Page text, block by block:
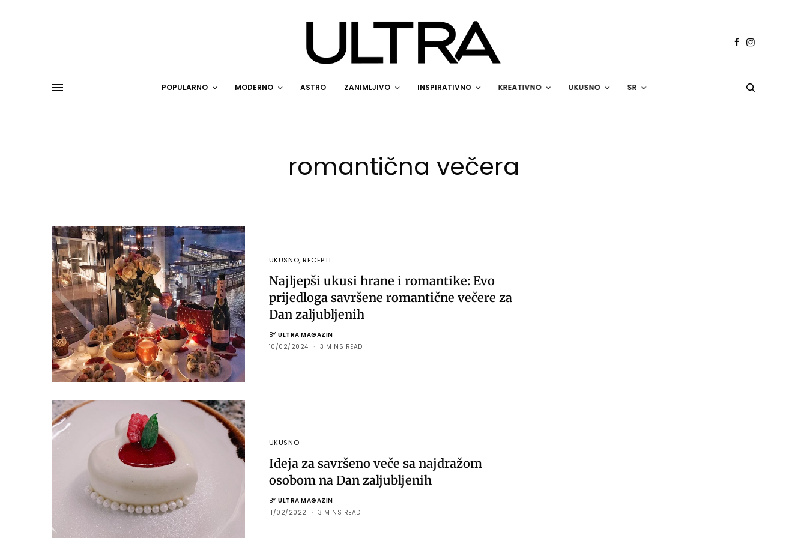
POPULARNO MODERNO ASTRO ZANIMLJIVO INSPIRATIVNO KREATIVNO UKUSNO SR
romantična večera
UKUSNO,RECEPTI
Najljepši ukusi hrane i romantike: Evo
prijedloga savršene romantične večere za
Dan zaljubljenih
BY ULTRA MAGAZIN
10/02/2024
3 MINS READ
UKUSNO
Ideja za savršeno veče sa najdražom
osobom na Dan zaljubljenih
BY ULTRA MAGAZIN
11/02/2022
3 MINS READ